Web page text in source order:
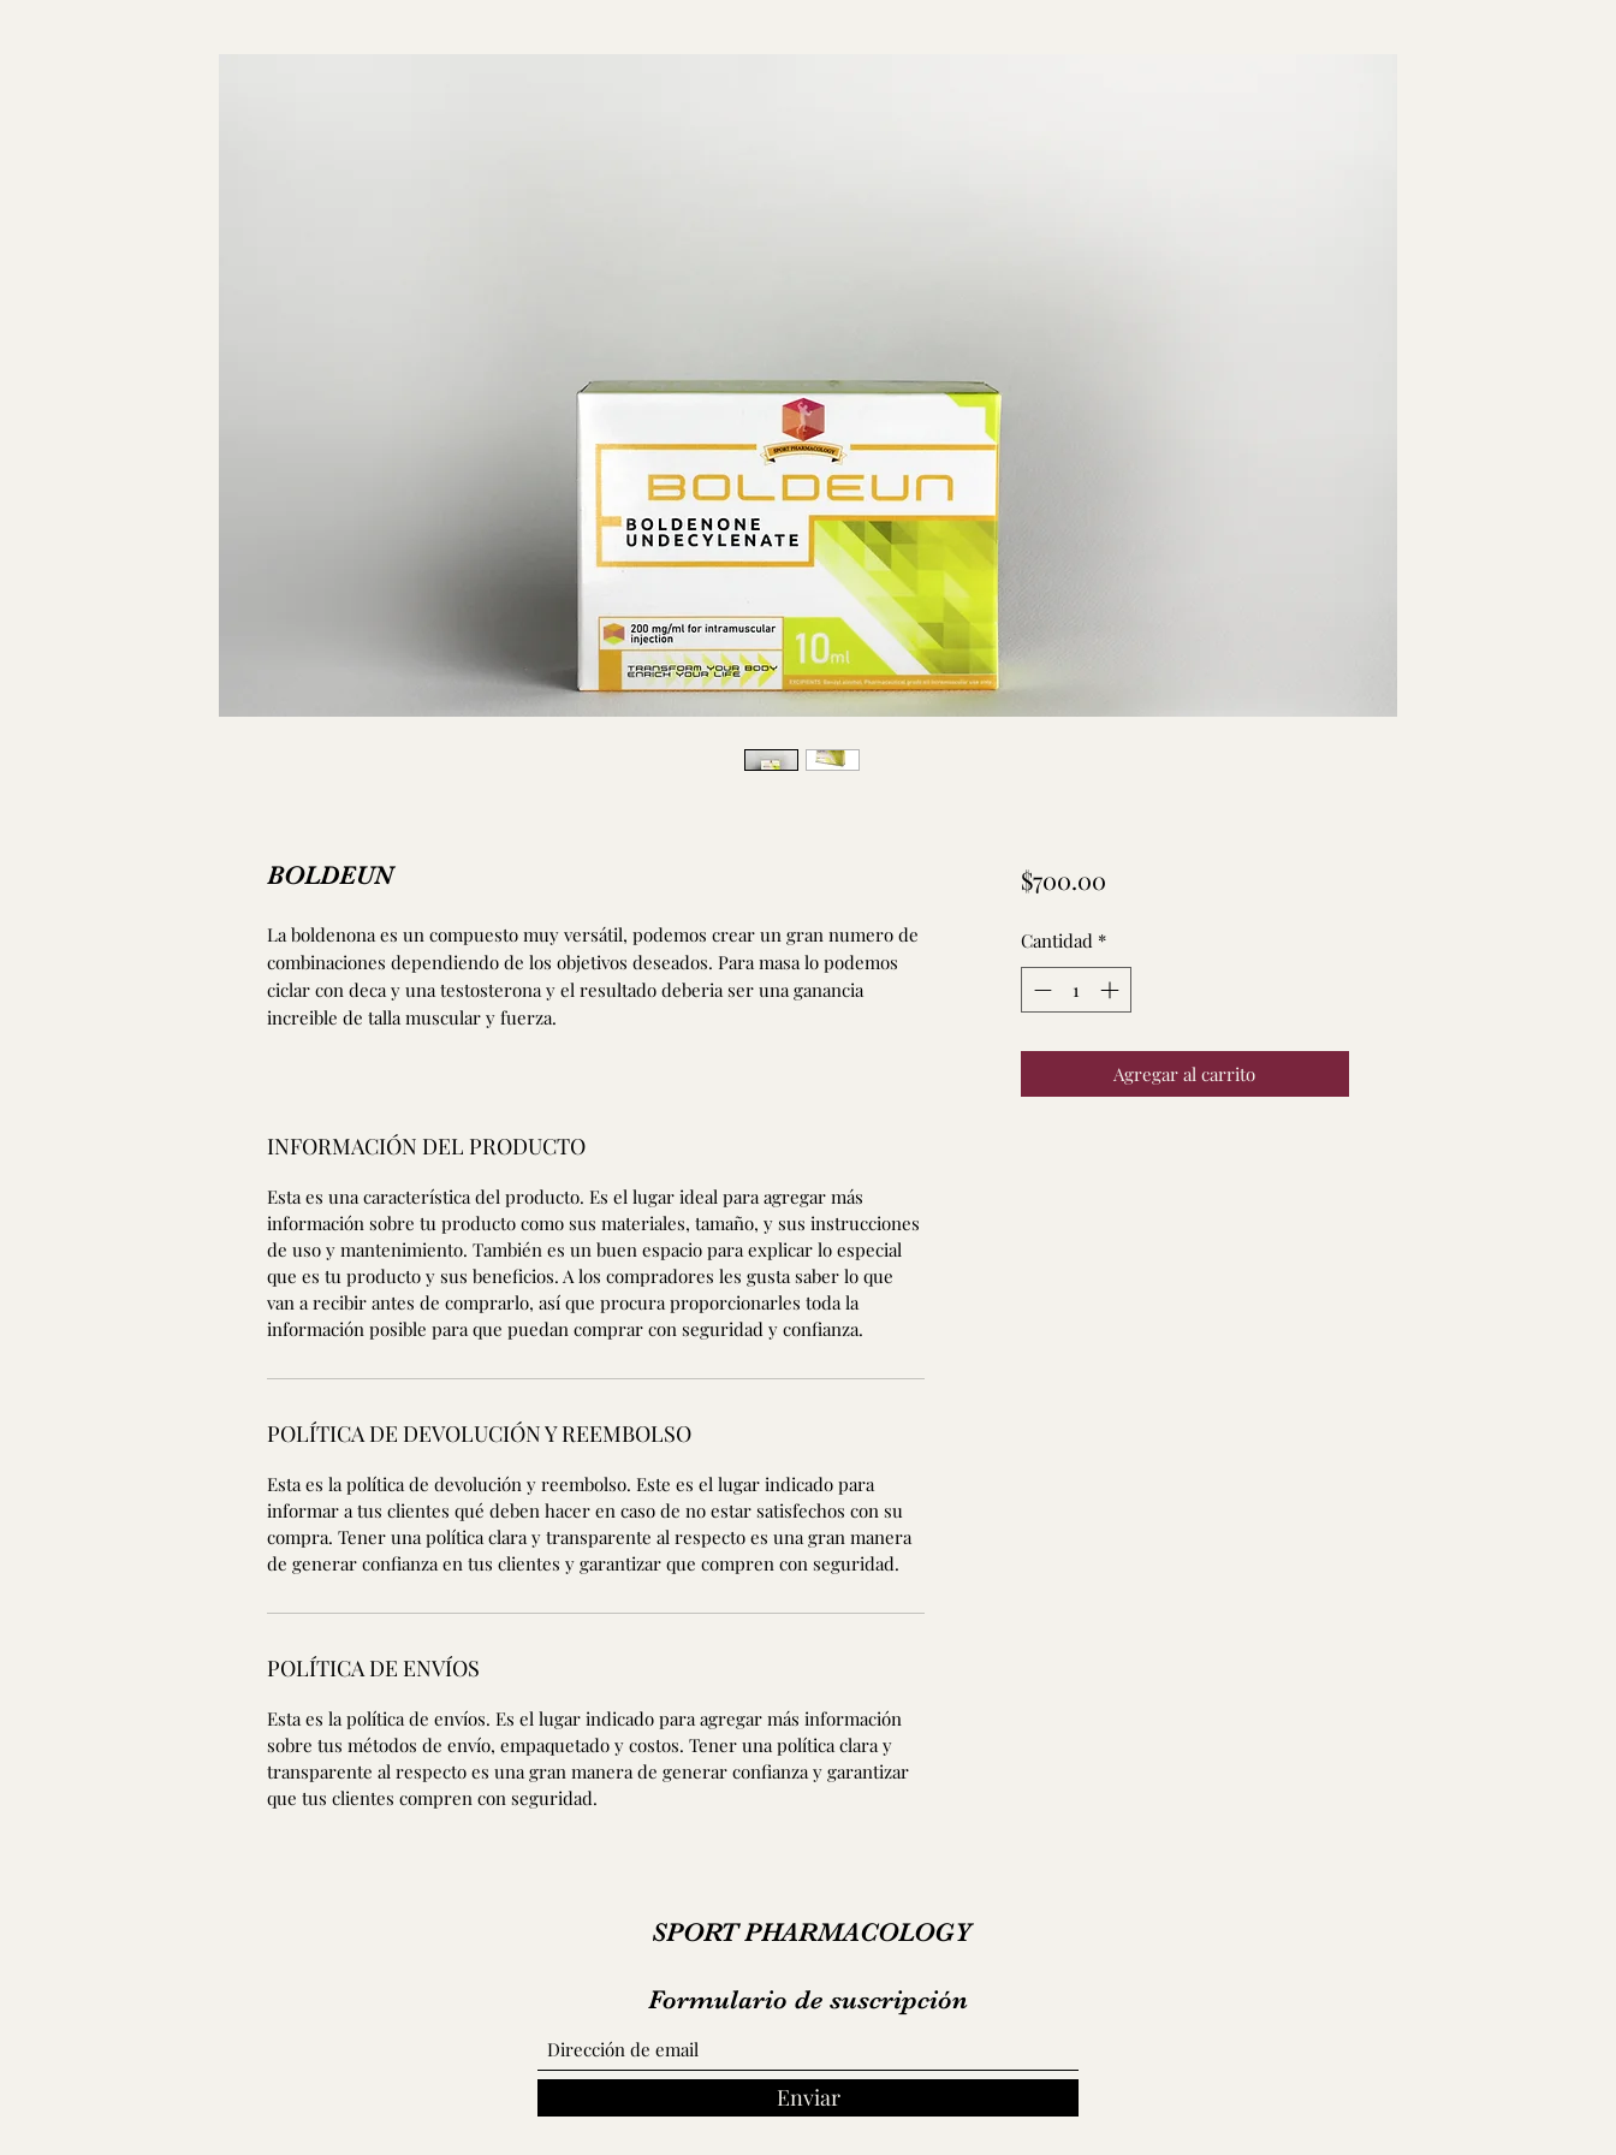
BOLDEUN
La boldenona es un compuesto muy versátil, podemos crear un gran numero de
combinaciones dependiendo de los objetivos deseados. Para masa lo podemos
ciclar con deca y una testosterona y el resultado deberia ser una ganancia
increible de talla muscular y fuerza.
INFORMACIÓN DEL PRODUCTO
Esta es una característica del producto. Es el lugar ideal para agregar más
información sobre tu producto como sus materiales, tamaño, y sus instrucciones
de uso y mantenimiento. También es un buen espacio para explicar lo especial
que es tu producto y sus beneficios. A los compradores les gusta saber lo que
van a recibir antes de comprarlo, así que procura proporcionarles toda la
información posible para que puedan comprar con seguridad y confianza.
POLÍTICA DE DEVOLUCIÓN Y REEMBOLSO
Esta es la política de devolución y reembolso. Este es el lugar indicado para
informar a tus clientes qué deben hacer en caso de no estar satisfechos con su
compra. Tener una política clara y transparente al respecto es una gran manera
de generar confianza en tus clientes y garantizar que compren con seguridad.
POLÍTICA DE ENVÍOS
Esta es la política de envíos. Es el lugar indicado para agregar más información
sobre tus métodos de envío, empaquetado y costos. Tener una política clara y
transparente al respecto es una gran manera de generar confianza y garantizar
que tus clientes compren con seguridad.
$700.00Precio
Cantidad *
Agregar al carrito
SPORT PHARMACOLOGY
Formulario de suscripción
Enviar